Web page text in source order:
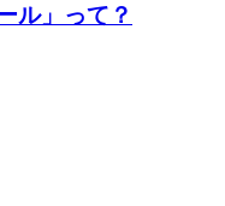
ル」って？